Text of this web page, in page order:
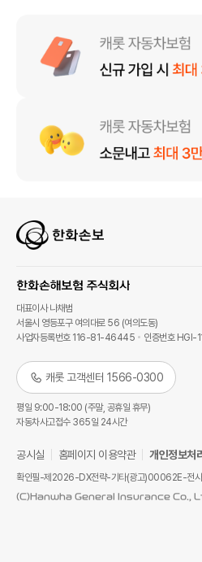
대표이사 나채범
서울시 영등포구 여의대로 56 (여의도동)
사업자등록번호 116-81-46445
인증번호 HGI-
캐롯 고객센터 1566-0300
평일 9:00-18:00 (주말, 공휴일 휴무)
자동차사고접수 365일 24시간
공시실 홈페이지 이용약관 개인정보처
확인필-제2026-DX전략-기타(광고)00062E-전
(C)Hanwha General Insurance Co.,